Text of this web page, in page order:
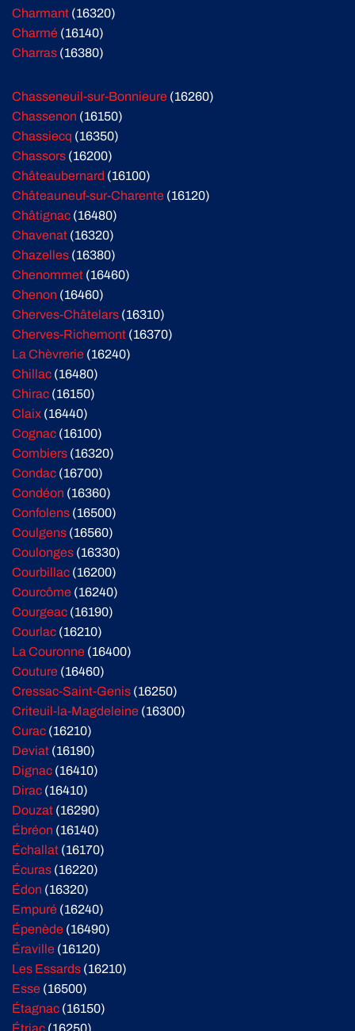
Charmant (16320)
Charmé (16140)
Charras (16380)
Chasseneuil-sur-Bonnieure (16260)
Chassenon (16150)
Chassiecq (16350)
Chassors (16200)
Châteaubernard (16100)
Châteauneuf-sur-Charente (16120)
Châtignac (16480)
Chavenat (16320)
Chazelles (16380)
Chenommet (16460)
Chenon (16460)
Cherves-Châtelars (16310)
Cherves-Richemont (16370)
La Chèvrerie (16240)
Chillac (16480)
Chirac (16150)
Claix (16440)
Cognac (16100)
Combiers (16320)
Condac (16700)
Condéon (16360)
Confolens (16500)
Coulgens (16560)
Coulonges (16330)
Courbillac (16200)
Courcôme (16240)
Courgeac (16190)
Courlac (16210)
La Couronne (16400)
Couture (16460)
Cressac-Saint-Genis (16250)
Criteuil-la-Magdeleine (16300)
Curac (16210)
Deviat (16190)
Dignac (16410)
Dirac (16410)
Douzat (16290)
Ébréon (16140)
Échallat (16170)
Écuras (16220)
Édon (16320)
Empuré (16240)
Épenède (16490)
Éraville (16120)
Les Essards (16210)
Esse (16500)
Étagnac (16150)
Étriac (16250)